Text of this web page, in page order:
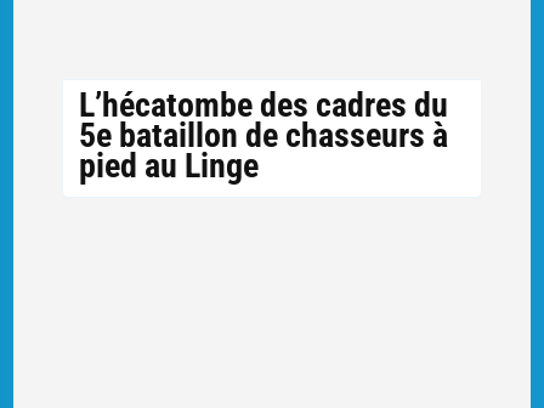
L’hécatombe des cadres du
5e bataillon de chasseurs à
pied au Linge